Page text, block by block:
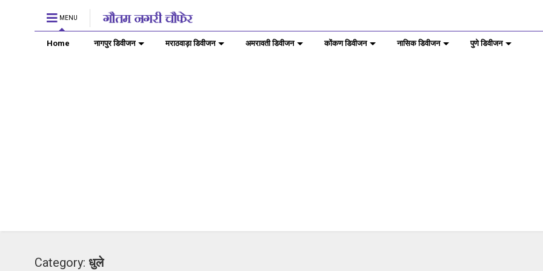
MENU
Home नागपुर डिवीजन मराठवाड़ा डिवीजन अमरावती डिवीजन कोंकण डिवीजन नासिक डिवीजन पुणे डिवीजन
Category: धुले